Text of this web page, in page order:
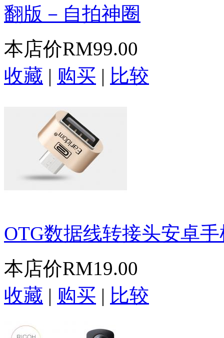
翻版－自拍神圈
本店价RM99.00
收藏 | 购买 | 比较
OTG数据线转接头安卓
本店价RM19.00
收藏 | 购买 | 比较